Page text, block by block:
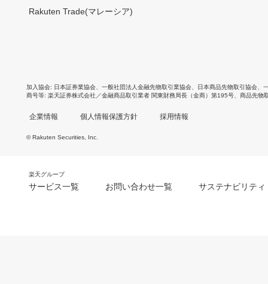
Rakuten Trade(マレーシア)
加入協会 日本証券業協会 一般社団法人金融先物取引業協会 日本商品先物取引協会
商号等 楽天証券株式会社／金融商品取引業者 関東財務局長（金商）第195号、商品先物
企業情報 個人情報保護方針 採用情報
© Rakuten Securities, Inc.
楽天グループ
サービス一覧 お問い合わせ一覧 サステナビリティ